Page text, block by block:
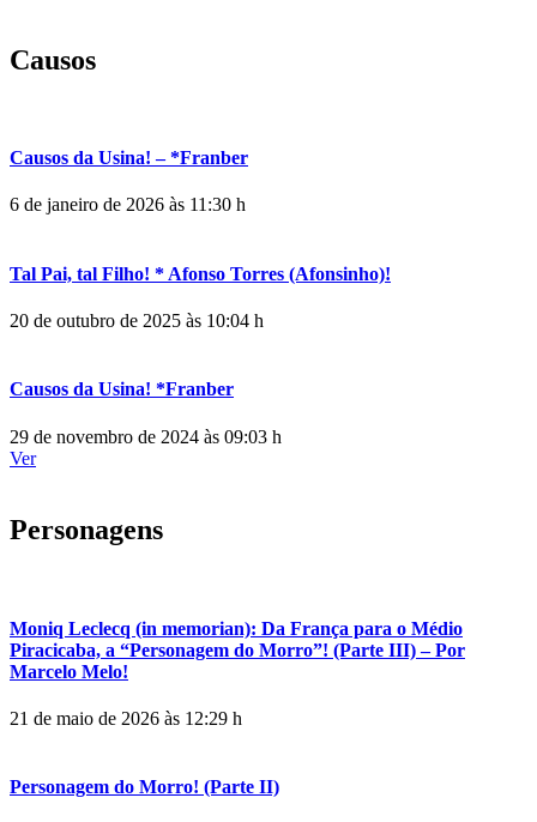
Causos
Causos da Usina! – *Franber
6 de janeiro de 2026 às 11:30 h
Tal Pai, tal Filho! * Afonso Torres (Afonsinho)!
20 de outubro de 2025 às 10:04 h
Causos da Usina! *Franber
29 de novembro de 2024 às 09:03 h
Ver
Personagens
Moniq Leclecq (in memorian): Da França para o Médio
Piracicaba, a “Personagem do Morro”! (Parte III) – Por
Marcelo Melo!
21 de maio de 2026 às 12:29 h
Personagem do Morro! (Parte II)